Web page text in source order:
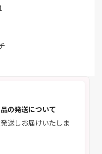
の発送について
送しお届けいたしま